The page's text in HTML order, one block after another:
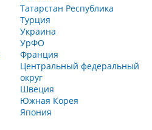
Татарстан Республика
Турция
Украина
УрФО
Франция
Центральный федеральный
округ
Швеция
Южная Корея
Япония